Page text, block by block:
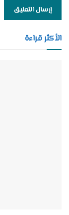
الأكثر قراءة